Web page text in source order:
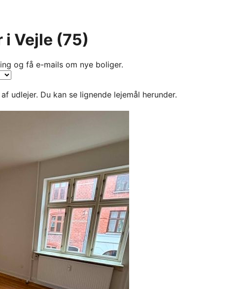
Vejle (75)
og få e-mails om nye boliger.
udlejer. Du kan se lignende lejemål herunder.